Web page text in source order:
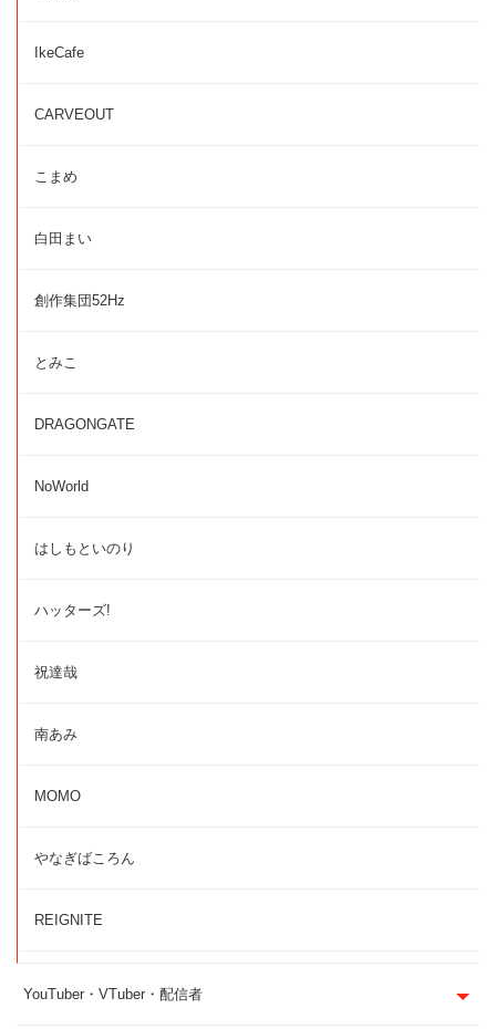
IkeCafe
CARVEOUT
こまめ
白田まい
創作集団52Hz
とみこ
DRAGONGATE
NoWorld
はしもといのり
ハッターズ!
祝達哉
南あみ
MOMO
やなぎばころん
REIGNITE
YouTuber・VTuber・配信者